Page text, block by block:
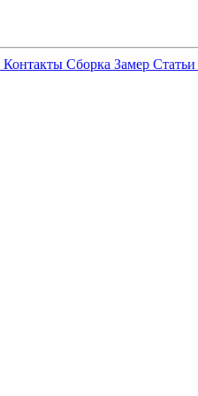
Контакты Сборка Замер Статьи